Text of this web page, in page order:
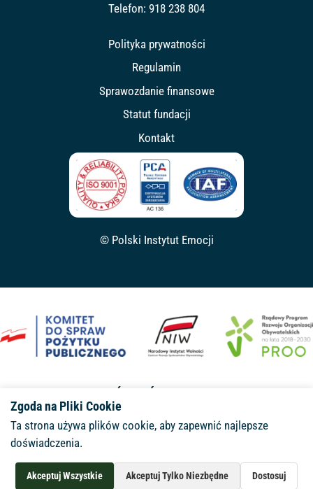
Telefon: 918 238 804
Polityka prywatności
Regulamin
Sprawozdanie finansowe
Statut fundacji
Kontakt
© Polski Instytut Emocji
SFINANSOWANO ZE ŚRODKÓW NARODOWEGO INSTYTUTU
WOLNOŚCI – CENTRUM
OBYWATELSKIEGOW RAMACH RZĄDOWEGO PROGRAMU
ROZWOJU ORGANIZACJI OBYWATELSKICH NA LATA 2018–2030
PROO
Zgoda na Pliki Cookie
Ta strona używa plików cookie, aby zapewnić najlepsze
doświadczenia.
Akceptuj Wszystkie Akceptuj Tylko Niezbędne Dostosuj
Czat